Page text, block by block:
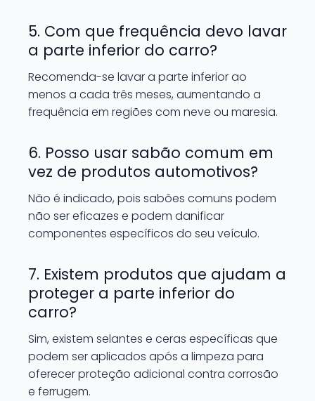
5. Com que frequência devo lavar
a parte inferior do carro?
Recomenda-se lavar a parte inferior ao
menos a cada três meses, aumentando a
frequência em regiões com neve ou maresia.
6. Posso usar sabão comum em
vez de produtos automotivos?
Não é indicado, pois sabões comuns podem
não ser eficazes e podem danificar
componentes específicos do seu veículo.
7. Existem produtos que ajudam a
proteger a parte inferior do
carro?
Sim, existem selantes e ceras específicas que
podem ser aplicados após a limpeza para
oferecer proteção adicional contra corrosão
e ferrugem.